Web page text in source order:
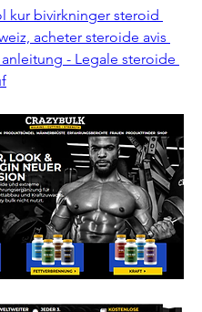
kur bivirkninger steroid
acheter steroide avis
- Legale steroide